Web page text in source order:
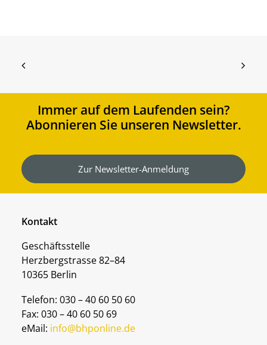
Immer auf dem Laufenden sein?
Abonnieren Sie unseren Newsletter.
Zur Newsletter-Anmeldung
Kontakt
Geschäftsstelle
Herzbergstrasse 82–84
10365 Berlin
Telefon: 030 – 40 60 50 60
Fax: 030 – 40 60 50 69
eMail: info@bhponline.de